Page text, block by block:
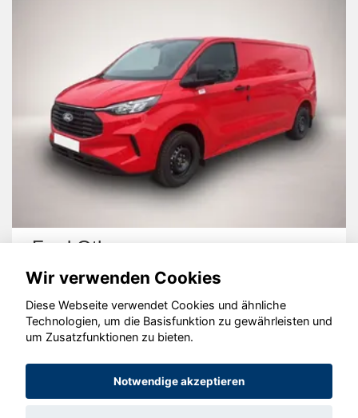
Ford Other
© konjunkturmotor.de GmbH 2020 - 2026
Wir verwenden Cookies
Diese Webseite verwendet Cookies und ähnliche
Technologien, um die Basisfunktion zu gewährleisten und
um Zusatzfunktionen zu bieten.
Notwendige akzeptieren